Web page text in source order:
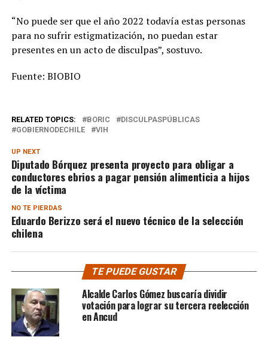
“No puede ser que el año 2022 todavía estas personas
para no sufrir estigmatización, no puedan estar
presentes en un acto de disculpas”, sostuvo.
Fuente: BIOBIO
RELATED TOPICS: BORIC
DISCULPASPÚBLICAS
GOBIERNODECHILE
VIH
UP NEXT
Diputado Bórquez presenta proyecto para obligar a
conductores ebrios a pagar pensión alimenticia a hijos
de la víctima
NO TE PIERDAS
Eduardo Berizzo será el nuevo técnico de la selección
chilena
TE PUEDE GUSTAR
Alcalde Carlos Gómez buscaría dividir
votación para lograr su tercera reelección
en Ancud